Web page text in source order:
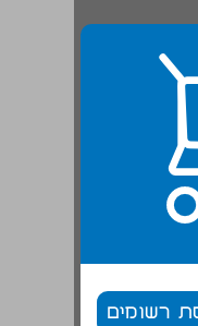
רשומים